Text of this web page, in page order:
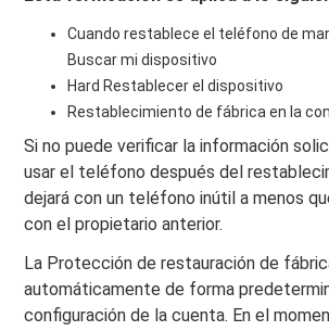
Cuando restablece el teléfono de
Buscar mi dispositivo
Hard Restablecer el dispositivo
Restablecimiento de fábrica en la
Si no puede verificar la información
usar el teléfono después del
dejará con un teléfono inútil a menos
con el propietario anterior.
La Protección de restauración de
automáticamente de forma
configuración de la cuenta. En el